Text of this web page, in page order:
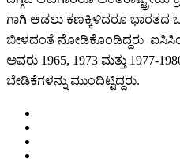
ಗಾಗಿ ಆಡಲು ಕಣಕ್ಕಿಳಿದರೂ ಭಾರತದ
ಬೀಳದಂತೆ ನೋಡಿಕೊಂಡಿದ್ದರು
ಅವರು 1965, 1973 ಮತ್ತು 1977-
ಬೇಡಿಕೆಗಳನ್ನು ಮುಂದಿಟ್ಟಿದ್ದರು.